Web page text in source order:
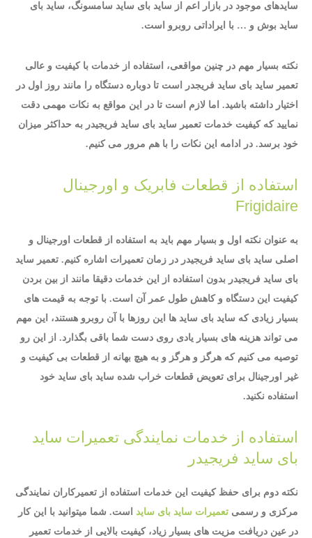
سایدهای موجود در بازار اعم از ساید بای ساید سامسونگ، ساید بای
ساید بوش و … با ایراداتی روبرو است.
نکته بسیار مهم در چنین مواقعی، استفاده از خدمات با کیفیت و عالی
تعمیر ساید بای ساید فریجدر است تا دوباره دستگاه را مانند روز اول در
اختیار داشته باشید. اما لازم است تا در این مواقع به نکات مهمی دقت
نمایید که کیفیت خدمات تعمیر ساید بای ساید فریجیدر به حداکثر میزان
خود برسد. در ادامه این نکات را با هم مرور می کنیم.
استفاده از قطعات فابریک و اورجینال
Frigidaire
به عنوان نکته اول و بسیار مهم باید به استفاده از قطعات اورجینال و
اصلی ساید بای ساید فریجیدر در زمان تعمیرات اشاره کنیم. تعمیر ساید
بای ساید فریجیدر بدون استفاده از این خدمات دقیقا مانند از بین بردن
کیفیت این دستگاه و کاهش طول عمر آن است. با توجه به قیمت های
بسیار زیادی که ساید بای ساید ها این روزها با آن روبرو هستند، این مهم
می تواند هزینه های بسیار یادی روی دست شما باقی بگذارد. از این رو
توصیه می کنیم که هرگز و هرگز و به هیچ بهانه از قطعات بی کیفیت و
غیر اورجینال برای تعویض قطعات خراب شده ساید بای ساید خود
استفاده نکنید.
استفاده از خدمات نمایندگی تعمیرات ساید
بای ساید فریجیدر
نکته دوم برای حفظ کیفیت این خدمات استفاده از تعمیرکاران نمایندگی
مرکزی و رسمی تعمیرات ساید بای ساید است. شما میتوانید با این کار
در عین دریافت مزیت های بسیار زیاد، کیفیت بالایی از خدمات تعمیر